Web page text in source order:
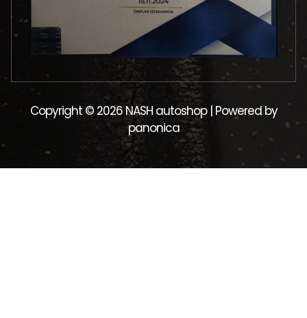
Copyright © 2026 NASH autoshop | Powered by
panonica